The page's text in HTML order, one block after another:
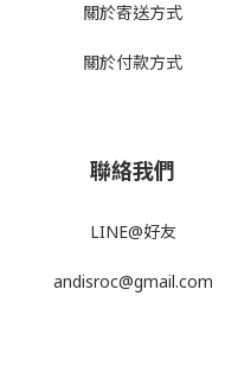
關於寄送方式
關於付款方式
聯絡我們
LINE@好友
andisroc@gmail.com